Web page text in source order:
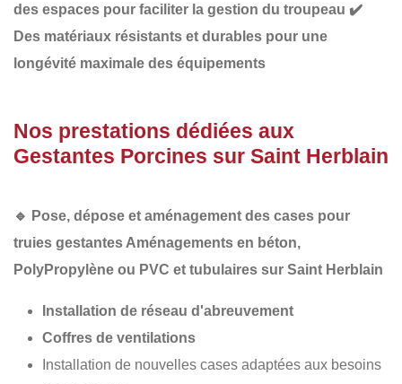
des espaces pour faciliter la gestion du troupeau ✔️
Des matériaux résistants et durables pour une
longévité maximale des équipements
Nos prestations dédiées aux
Gestantes Porcines sur Saint Herblain
🔹 Pose, dépose et aménagement des cases pour
truies gestantes Aménagements en béton,
PolyPropylène ou PVC et tubulaires sur Saint Herblain
Installation de réseau d'abreuvement
Coffres de ventilations
Installation de nouvelles cases adaptées aux besoins